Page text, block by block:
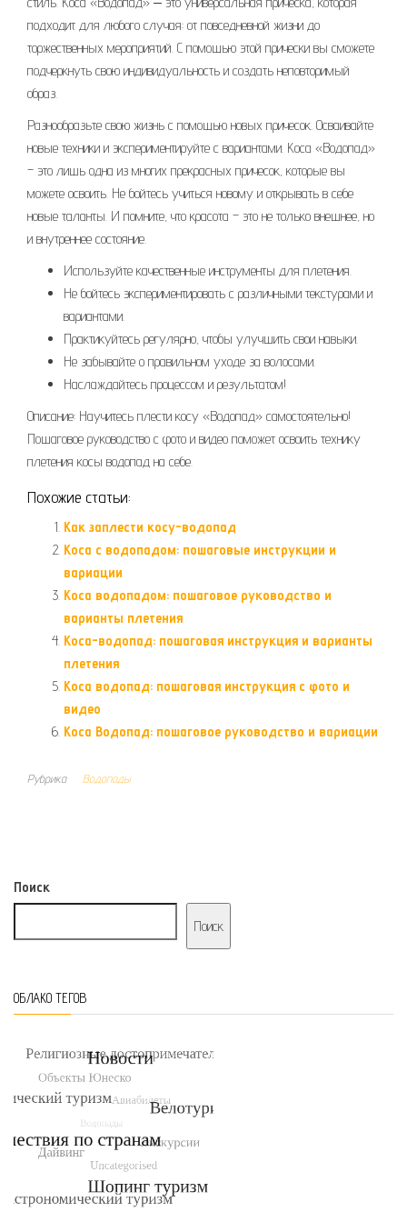
подходит для любого случая: от повседневной жизни до
торжественных мероприятий. С помощью этой прически вы сможете
подчеркнуть свою индивидуальность и создать неповторимый
образ.
Разнообразьте свою жизнь с помощью новых причесок. Осваивайте
новые техники и экспериментируйте с вариантами. Коса «Водопад»
– это лишь одна из многих прекрасных причесок, которые вы
можете освоить. Не бойтесь учиться новому и открывать в себе
новые таланты. И помните, что красота – это не только внешнее, но
и внутреннее состояние.
Используйте качественные инструменты для плетения.
Не бойтесь экспериментировать с различными текстурами и
вариантами.
Практикуйтесь регулярно, чтобы улучшить свои навыки.
Не забывайте о правильном уходе за волосами.
Наслаждайтесь процессом и результатом!
Описание: Научитесь плести косу «Водопад» самостоятельно!
Пошаговое руководство с фото и видео поможет освоить технику
плетения косы водопад на себе.
Похожие статьи:
Как заплести косу-водопад
Коса с водопадом: пошаговые инструкции и
вариации
Коса водопадом: пошаговое руководство и
варианты плетения
Коса-водопад: пошаговая инструкция и варианты
плетения
Коса водопад: пошаговая инструкция с фото и
видео
Коса Водопад: пошаговое руководство и вариации
Рубрика Водопады
Поиск
Поиск
ОБЛАКО ТЕГОВ